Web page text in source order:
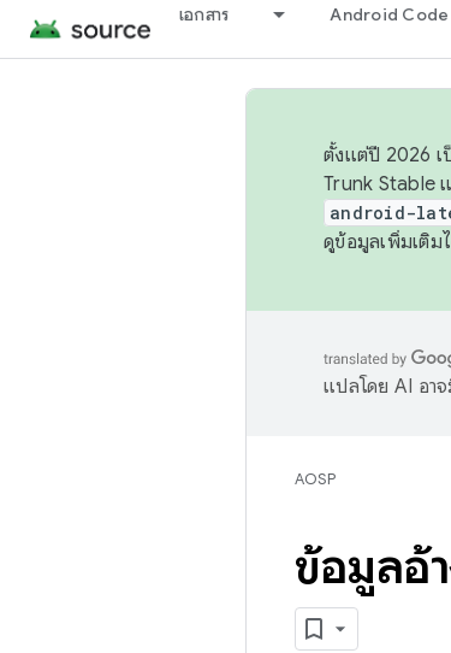
เอกสาร Android Code
ตั้งแต่ปี 2026 เ
Trunk Stable
android-
ดูข้อมูลเพิ่มเติม
แปลโดย AI อา
AOSP
ข้อมูลอ้